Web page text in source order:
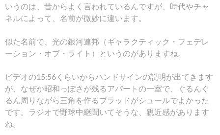
いうのは、昔からよく言われているんですが、時代やチャ
ネルによって、名前が微妙に違います。
似た名前で、光の銀河連邦（ギャラクティック・フェデレ
ーション・オブ・ライト）というのがありますね。
ビデオの15:56くらいからハンドサインの説明が出てきます
が、なぜか昭和っぽさが残るアパートの一室で、ぐるんぐ
るん周りながら三角を作るブラッドがシュールでよかった
です。ラジオで野球中継聞いてそうな、親近感があります
ね。